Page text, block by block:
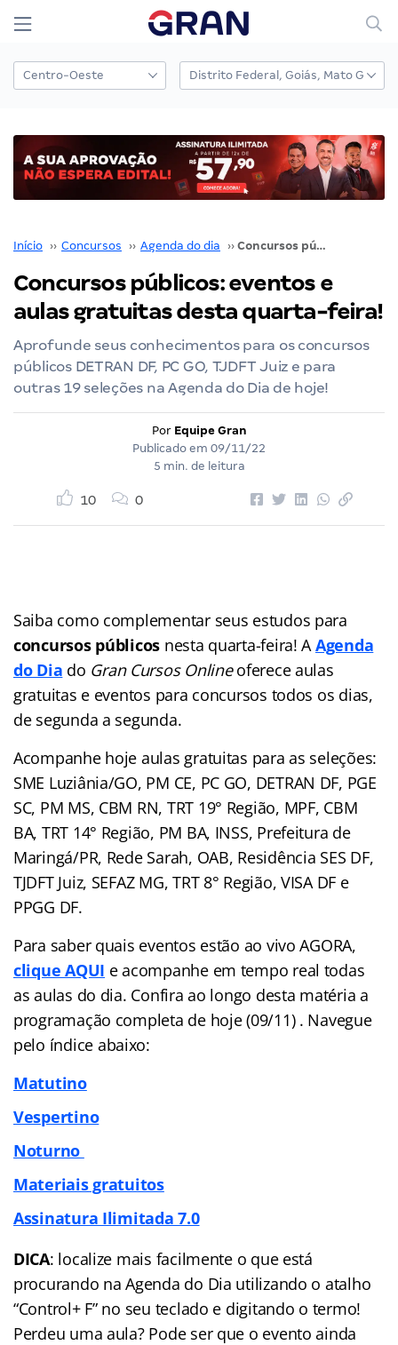
Início ›› Concursos ›› Agenda do dia ›› Concursos públicos: eventos e aulas gratuitas desta quarta-feira!
Concursos públicos: eventos e
aulas gratuitas desta quarta-feira!
Aprofunde seus conhecimentos para os concursos
públicos DETRAN DF, PC GO, TJDFT Juiz e para
outras 19 seleções na Agenda do Dia de hoje!
Por Equipe Gran
Publicado em 09/11/22
5 min. de leitura
10 0
Saiba como complementar seus estudos para
concursos públicos nesta quarta-feira! AAgenda
do Dia do Gran Cursos Onlineoferece aulas
gratuitas e eventos para concursos todos os dias,
de segunda a segunda.
Acompanhe hoje aulas gratuitas para as seleções:
SME Luziânia/GO, PM CE, PC GO, DETRAN DF, PGE
SC, PM MS, CBM RN, TRT 19° Região, MPF, CBM
BA, TRT 14° Região, PM BA, INSS, Prefeitura de
Maringá/PR, Rede Sarah, OAB, Residência SES DF,
TJDFT Juiz, SEFAZ MG, TRT 8° Região, VISA DF e
PPGG DF.
Para saber quais eventos estão ao vivo AGORA,
clique AQUI e acompanhe em tempo real todas
as aulas do dia. Confira ao longo desta matéria a
programação completa de hoje (09/11) . Navegue
pelo índice abaixo:
Matutino
Vespertino
Noturno
Materiais gratuitos
Assinatura Ilimitada 7.0
DICA: localize mais facilmente o que está
procurando na Agenda do Dia utilizando o atalho
“Control+ F” no seu teclado e digitando o termo!
Perdeu uma aula? Pode ser que o evento ainda